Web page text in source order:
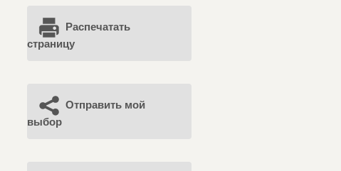
Распечатать
страницу
Отправить мой
выбор